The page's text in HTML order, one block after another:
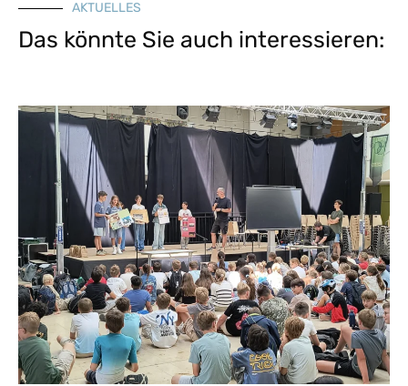
AKTUELLES
Das könnte Sie auch interessieren: